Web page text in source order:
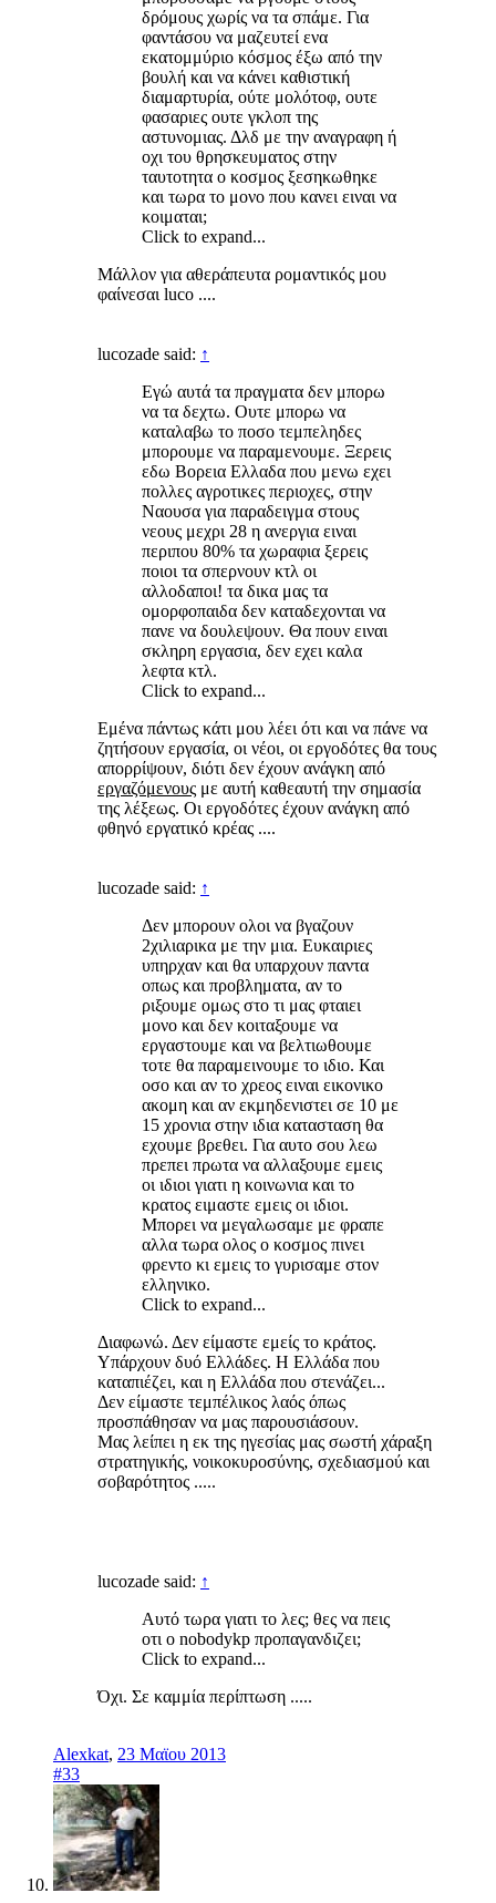
δρόμους χωρίς να τα σπάμε. Για
φαντάσου να μαζευτεί ενα
εκατομμύριο κόσμος έξω από την
βουλή και να κάνει καθιστική
διαμαρτυρία, ούτε μολότοφ, ουτε
φασαριες ουτε γκλοπ της
αστυνομιας. Δλδ με την αναγραφη ή
οχι του θρησκευματος στην
ταυτοτητα ο κοσμος ξεσηκωθηκε
και τωρα το μονο που κανει ειναι να
κοιμαται;
Click to expand...
Mάλλον για αθεράπευτα ρομαντικός μου
φαίνεσαι luco ....
lucozade said: ↑
Εγώ αυτά τα πραγματα δεν μπορω
να τα δεχτω. Ουτε μπορω να
καταλαβω το ποσο τεμπεληδες
μπορουμε να παραμενουμε. Ξερεις
εδω Βορεια Ελλαδα που μενω εχει
πολλες αγροτικες περιοχες, στην
Ναουσα για παραδειγμα στους
νεους μεχρι 28 η ανεργια ειναι
περιπου 80% τα χωραφια ξερεις
ποιοι τα σπερνουν κτλ οι
αλλοδαποι! τα δικα μας τα
ομορφοπαιδα δεν καταδεχονται να
πανε να δουλεψουν. Θα πουν ειναι
σκληρη εργασια, δεν εχει καλα
λεφτα κτλ.
Click to expand...
Εμένα πάντως κάτι μου λέει ότι και να πάνε να
ζητήσουν εργασία, οι νέοι, οι εργοδότες θα τους
απορρίψουν, διότι δεν έχουν ανάγκη από
εργαζόμενους με αυτή καθεαυτή την σημασία
της λέξεως. Οι εργοδότες έχουν ανάγκη από
φθηνό εργατικό κρέας ....
lucozade said: ↑
Δεν μπορουν ολοι να βγαζουν
2χιλιαρικα με την μια. Ευκαιριες
υπηρχαν και θα υπαρχουν παντα
οπως και προβληματα, αν το
ριξουμε ομως στο τι μας φταιει
μονο και δεν κοιταξουμε να
εργαστουμε και να βελτιωθουμε
τοτε θα παραμεινουμε το ιδιο. Και
οσο και αν το χρεος ειναι εικονικο
ακομη και αν εκμηδενιστει σε 10 με
15 χρονια στην ιδια κατασταση θα
εχουμε βρεθει. Για αυτο σου λεω
πρεπει πρωτα να αλλαξουμε εμεις
οι ιδιοι γιατι η κοινωνια και το
κρατος ειμαστε εμεις οι ιδιοι.
Μπορει να μεγαλωσαμε με φραπε
αλλα τωρα ολος ο κοσμος πινει
φρεντο κι εμεις το γυρισαμε στον
ελληνικο.
Click to expand...
Διαφωνώ. Δεν είμαστε εμείς το κράτος.
Υπάρχουν δυό Ελλάδες. Η Ελλάδα που
καταπιέζει, και η Ελλάδα που στενάζει...
Δεν είμαστε τεμπέλικος λαός όπως
προσπάθησαν να μας παρουσιάσουν.
Μας λείπει η εκ της ηγεσίας μας σωστή χάραξη
στρατηγικής, νοικοκυροσύνης, σχεδιασμού και
σοβαρότητος .....
lucozade said: ↑
Αυτό τωρα γιατι το λες; θες να πεις
οτι ο nobodykp προπαγανδιζει;
Click to expand...
Όχι. Σε καμμία περίπτωση .....
Alexkat, 23 Μαϊου 2013
#33